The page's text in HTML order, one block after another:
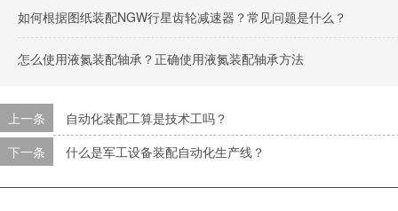
如何根据图纸装配NGW行星齿轮减速器？常见问题是什么？
怎么使用液氮装配轴承？正确使用液氮装配轴承方法
上一条
自动化装配工算是技术工吗？
下一条
什么是军工设备装配自动化生产线？